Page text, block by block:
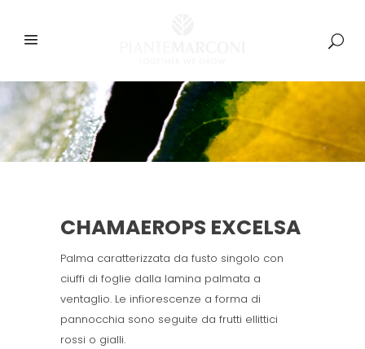
CHAMAEROPS EXCELSA
Palma caratterizzata da fusto singolo con
ciuffi di foglie dalla lamina palmata a
ventaglio. Le infiorescenze a forma di
pannocchia sono seguite da frutti ellittici
rossi o gialli.